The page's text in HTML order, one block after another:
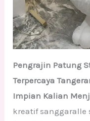
Pengrajin Patung
Terpercaya
Impian Kalian
kreatif sanggaralle